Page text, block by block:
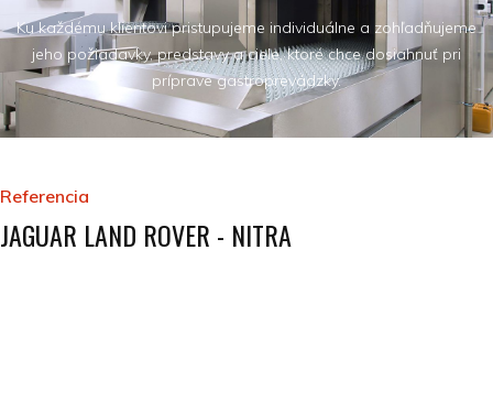
Ku každému klientovi pristupujeme individuálne a zohľadňujeme
jeho požiadavky, predstavy a ciele, ktoré chce dosiahnuť pri
príprave gastroprevádzky.
Referencia
JAGUAR LAND ROVER - NITRA